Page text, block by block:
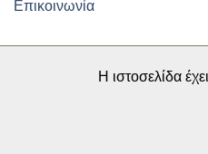
Επικοινωνία
Η ιστοσελίδα